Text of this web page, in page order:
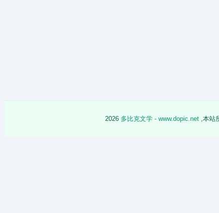
2026 多比克文学 - www.dopic.net ,本站